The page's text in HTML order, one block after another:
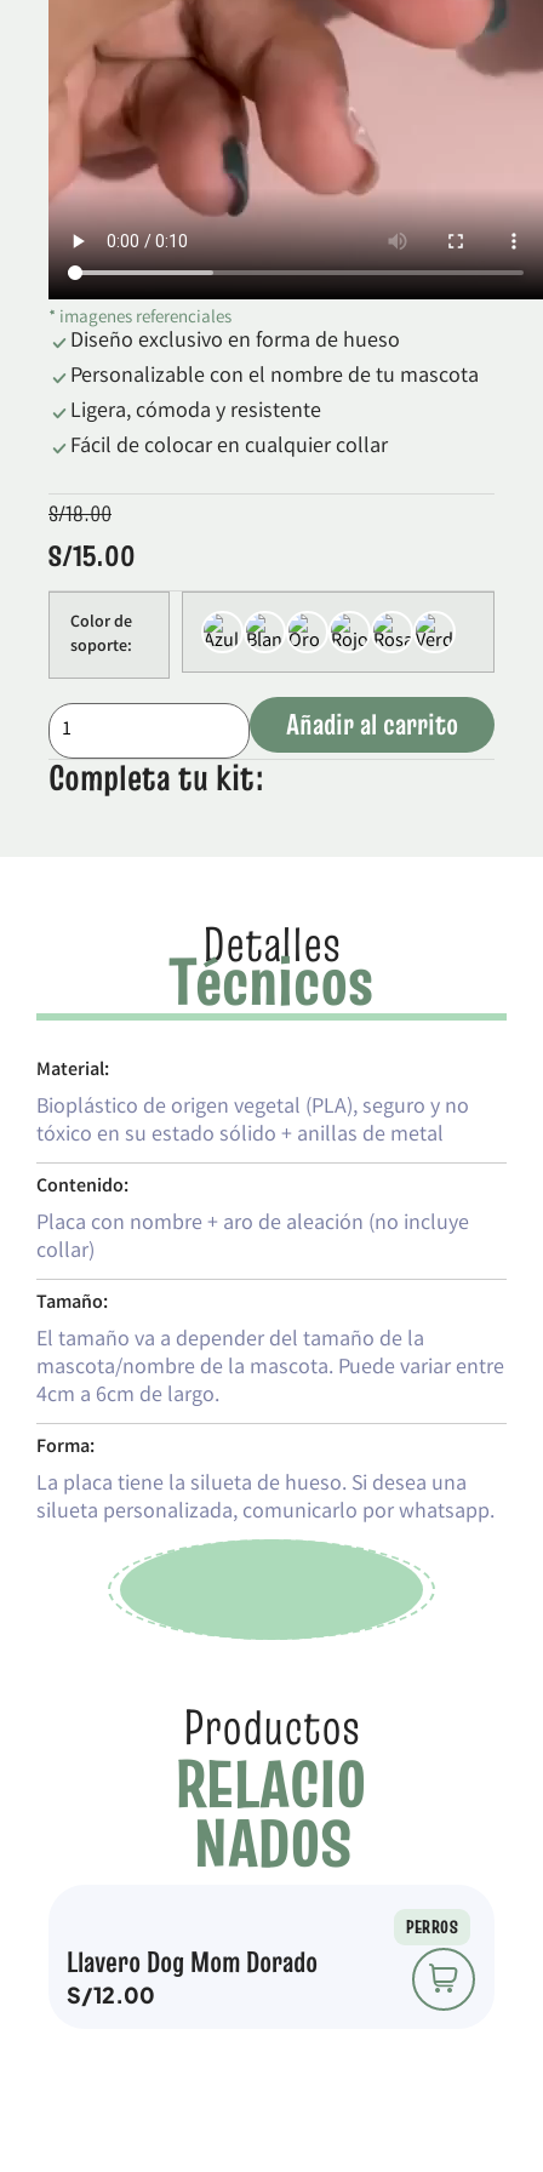
* imagenes referenciales
Diseño exclusivo en forma de hueso
Personalizable con el nombre de tu mascota
Ligera, cómoda y resistente
Fácil de colocar en cualquier collar
S/18.00
S/15.00
Color de
soporte
Añadir al carrito
Completa tu kit:
Detalles
Técnicos
Material:
Bioplástico de origen vegetal (PLA), seguro y no
tóxico en su estado sólido + anillas de metal
Contenido:
Placa con nombre + aro de aleación (no incluye
collar)
Tamaño:
El tamaño va a depender del tamaño de la
mascota/nombre de la mascota. Puede variar entre
4cm a 6cm de largo.
Forma:
La placa tiene la silueta de hueso. Si desea una
silueta personalizada, comunicarlo por whatsapp.
Productos
RELACIO
NADOS
PERROS
Llavero Dog Mom Dorado
S/12.00